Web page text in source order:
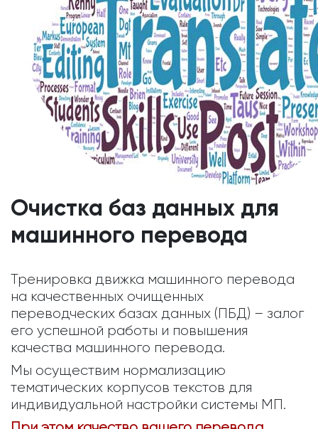
Очистка баз данных для
машинного перевода
Тренировка движка машинного перевода
на качественных очищенных
переводческих базах данных (ПБД) – залог
его успешной работы и повышения
качества машинного перевода.
Мы осуществим нормализацию
тематических корпусов текстов для
индивидуальной настройки системы МП.